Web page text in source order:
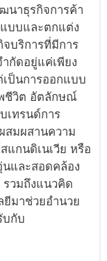
าธุรกิจการค้า
บบและตกแต่ง
บริการที่มีการ
กัดอยู่แค่เพียง
ป็นการออกแบบ
ชีวิต อัตลักษณ์
เทรนด์การ
สมผสานความ
กนดิเนเวีย หรือ
นและสอดคล้อง
รวมถึงแนวคิด
ยีมาช่วยอำนวย
บกับ